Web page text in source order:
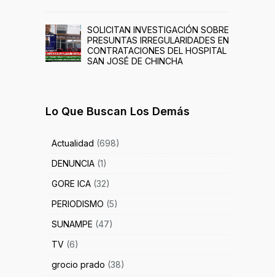
SOLICITAN INVESTIGACIÓN SOBRE
PRESUNTAS IRREGULARIDADES EN
CONTRATACIONES DEL HOSPITAL
SAN JOSÉ DE CHINCHA
Lo Que Buscan Los Demás
Actualidad (698)
DENUNCIA (1)
GORE ICA (32)
PERIODISMO (5)
SUNAMPE (47)
TV (6)
grocio prado (38)